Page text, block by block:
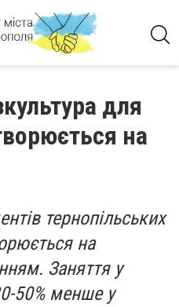
для
на
тернопільських
на
Заняття у
50% менше у